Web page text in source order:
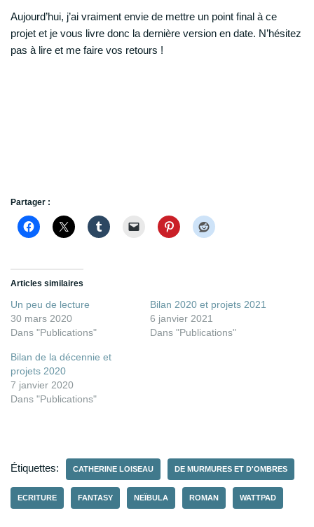
Aujourd’hui, j’ai vraiment envie de mettre un point final à ce
projet et je vous livre donc la dernière version en date. N’hésitez
pas à lire et me faire vos retours !
Partager :
Articles similaires
Un peu de lecture
30 mars 2020
Dans "Publications"
Bilan 2020 et projets 2021
6 janvier 2021
Dans "Publications"
Bilan de la décennie et
projets 2020
7 janvier 2020
Dans "Publications"
Étiquettes: CATHERINE LOISEAU DE MURMURES ET D'OMBRES
ECRITURE FANTASY NEÏBULA ROMAN WATTPAD